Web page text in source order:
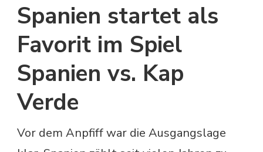
Spanien startet als
Favorit im Spiel
Spanien vs. Kap
Verde
Vor dem Anpfiff war die Ausgangslage